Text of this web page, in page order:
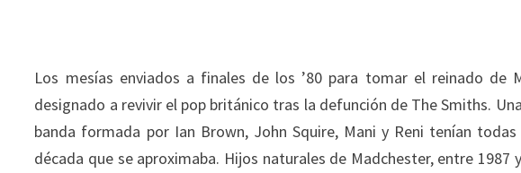
Los mesías enviados a finales de los ’80 para tomar el reinado de
designado a revivir el pop británico tras la defunción de The Smiths.
banda formada por Ian Brown, John Squire, Mani y Reni tenían
década que se aproximaba. Hijos naturales de Madchester, entre 1987